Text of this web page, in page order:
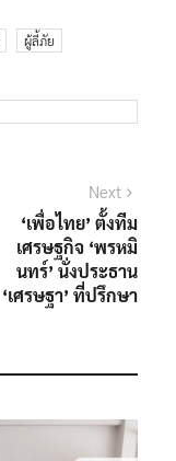
ผู้ลี้ภัย
Next
‘เพื่อไทย’ ตั้งทีม
เศรษฐกิจ ‘พรหมิ
นทร์’ นั่งประธาน
‘เศรษฐา’ ที่ปรึกษา